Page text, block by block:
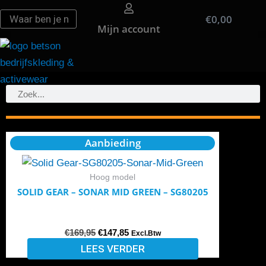
Ga
naar
de
inhoud
Zoeken
Zoeken
Mijn account
€0,00
Zoeken
Zoeken
Aanbieding
Hoog model
SOLID GEAR – SONAR MID GREEN – SG80205
€169,95
Oorspronkelijke
prijs
was:
€147,85
Huidige
prijs
is:
Excl.Btw
LEES VERDER